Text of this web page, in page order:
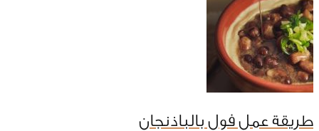
طريقة عمل فول بالباذنجان